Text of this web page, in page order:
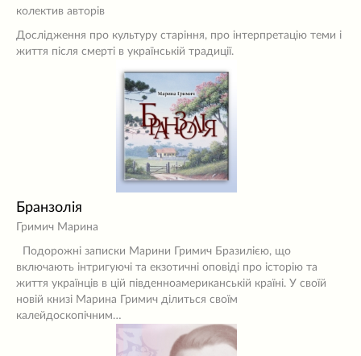
колектив авторів
Дослідження про культуру старіння, про інтерпретацію теми і
життя після смерті в українській традиції.
Бранзолія
Гримич Марина
Подорожні записки Марини Гримич Бразилією, що
включають інтригуючі та екзотичні оповіді про історію та
життя українців в цій південноамериканській країні. У своїй
новій книзі Марина Гримич ділиться своїм
калейдоскопічним…